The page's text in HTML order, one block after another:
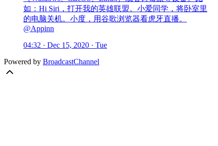
如：Hi Siri，打开我的英雄联盟。小爱同学，将卧室里
的电脑关机。小度，用谷歌浏览器看虎牙直播。
@Appinn
04:32 · Dec 15, 2020 · Tue
Powered by BroadcastChannel